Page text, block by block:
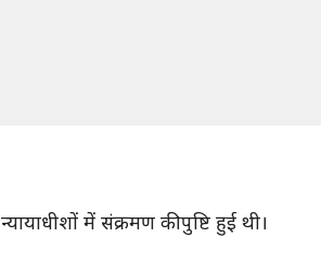
में संक्रमण की पुष्टि हुई थी।